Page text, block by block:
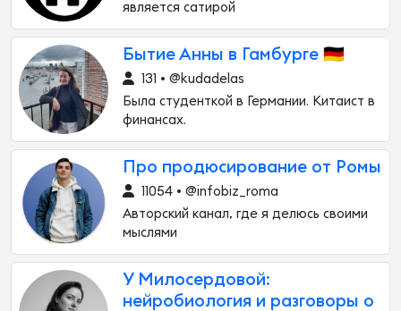
является сатирой
Бытие Анны в Гамбурге 🇩🇪
131 • @kudadelas
Была студенткой в Германии. Китаист в
финансах.
Про продюсирование от Ромы
11054 • @infobiz_roma
Авторский канал, где я делюсь своими
мыслями
У Милосердовой:
нейробиология и разговоры о